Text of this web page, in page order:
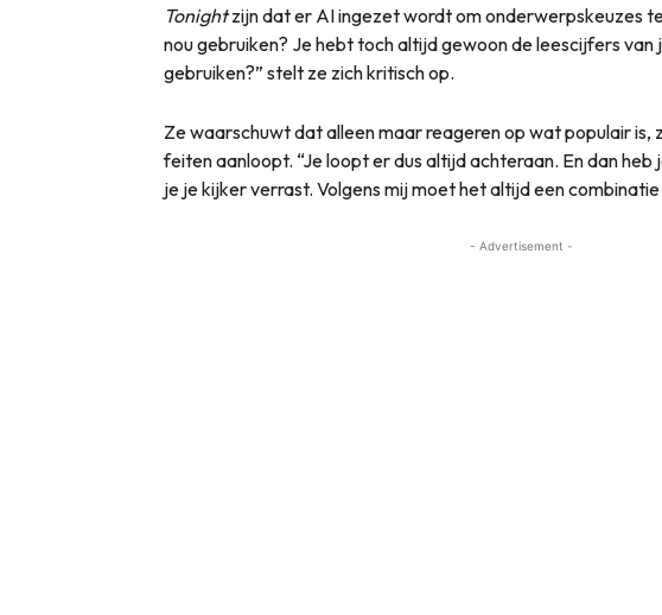
Tonightzijn dat er AI ingezet wordt om onderwerpskeuzes
nou gebruiken? Je hebt toch altijd gewoon de leescijfers van
gebruiken?” stelt ze zich kritisch op.
Ze waarschuwt dat alleen maar reageren op wat populair
feiten aanloopt. “Je loopt er dus altijd achteraan. En dan
je je kijker verrast. Volgens mij moet het altijd een combinatie
- Advertisement -